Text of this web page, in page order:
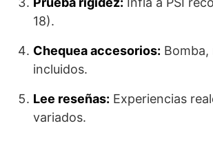
18).
Chequea accesorios: Bomba,
incluidos.
Lee reseñas: Experiencias
variados.